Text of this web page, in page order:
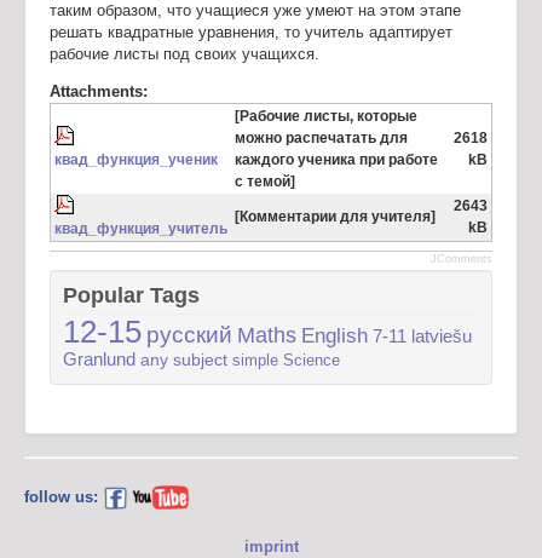
таким образом, что учащиеся уже умеют на этом этапе
решать квадратные уравнения, то учитель адаптирует
рабочие листы под своих учащихся.
Attachments:
квад_функция_ученик
[Рабочие листы, которые
можно распечатать для
каждого ученика при работе
с темой]
2618
kB
квад_функция_учитель
[Комментарии для учителя]
2643
kB
JComments
Popular Tags
12-15 русский Maths English 7-11 latviešu
Granlund any subject simple Science
follow us:
imprint